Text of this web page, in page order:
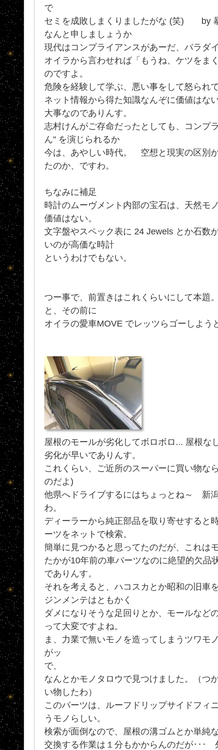
で
セミを成敗しまくりましたがな (笑) by
なんと申しましょうか
現代はコンプライアンスがあーだ、パラダ
オイラから言わせれば「もうね、ケツをま
のですよ。
危険を経験して学ぶ、悪い事をして怒られ
ネット情報から得た知識なんぞに価値は
大事なのでありんす。
志村けんがご存命だったとしても、コンプ
ん" を演じられるか
今は、あやしい時代。 空想と現実の区別
たのか、ですわ。
ちなみに補足
時計のムーヴメント内部の宝石は、天然モ
価値はない。
文字盤やスペック表に 24 Jewels とか石数
いのが高価な時計
というわけでもない。
つー事で、前置きはこれくらいにして本題
と、その前に
オイラの愛車MOVE でレッツらゴーしよう
屋根のモールが劣化してボロボロ... 屋根な
劣化が早いでありんす。
これくらい、ご近所のスーパーに買い物な
のだよ)
他県へドライブするにはちょっとね～ 新
わ。
ディーラーから純正部品を取り寄せすると
ーツをネットで検索。
簡単に見つかると思ってたのだが、これは
たかが10年前の車パーツなのに絶望的欠品
でありんす。
それを考えると、ハコスカとか昭和の旧車
ジンメンテはともかく
ダメになりそうな足回りとか、モールなど
って大変ですよね。
ま、力業で無いモノを造ってしまうツワモ
がッ
で、
なんとかモノタロウで見つけました。（つ
い物したわ）
このパーツは、ルーフドリップサイドフィ
うモノらしい。
検索が面倒なので、屋根の溝ゴムとか単純
交換する作業は１分もかからんのだが･･･